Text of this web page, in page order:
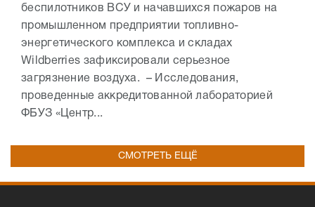
беспилотников ВСУ и начавшихся пожаров на
промышленном предприятии топливно-
энергетического комплекса и складах
Wildberries зафиксировали серьезное
загрязнение воздуха. – Исследования,
проведенные аккредитованной лабораторией
ФБУЗ «Центр...
СМОТРЕТЬ ЕЩЁ